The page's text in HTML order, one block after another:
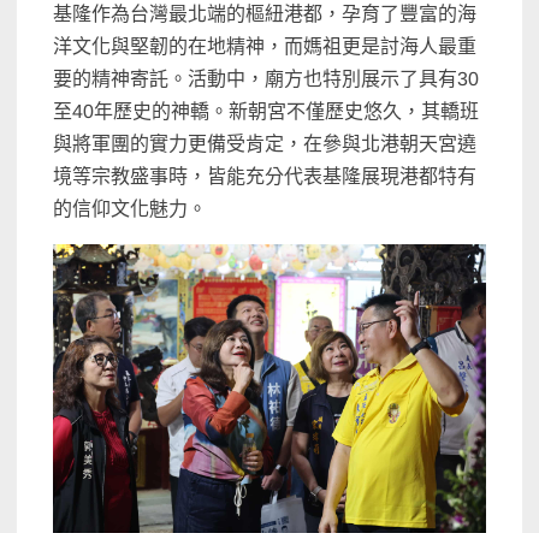
基隆作為台灣最北端的樞紐港都，孕育了豐富的海
洋文化與堅韌的在地精神，而媽祖更是討海人最重
要的精神寄託。活動中，廟方也特別展示了具有30
至40年歷史的神轎。新朝宮不僅歷史悠久，其轎班
與將軍團的實力更備受肯定，在參與北港朝天宮遶
境等宗教盛事時，皆能充分代表基隆展現港都特有
的信仰文化魅力。